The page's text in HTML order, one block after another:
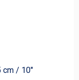
cm / 10"